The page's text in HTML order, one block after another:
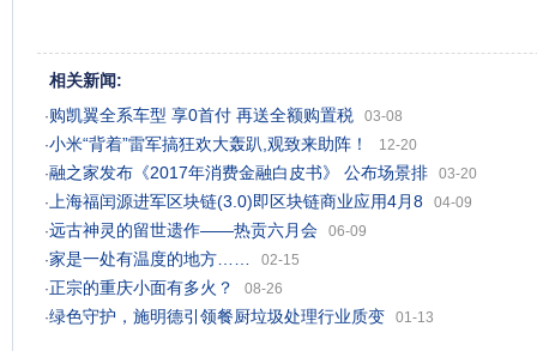
相关新闻:
·购凯翼全系车型 享0首付 再送全额购置税
03-08
·小米“背着”雷军搞狂欢大轰趴,观致来助阵！
12-20
·融之家发布《2017年消费金融白皮书》 公布场景排
03-20
· 上海福闰源进军区块链(3.0)即区块链商业应用4月8
04-09
·远古神灵的留世遗作——热贡六月会
06-09
·家是一处有温度的地方……
02-15
·正宗的重庆小面有多火？
08-26
·绿色守护，施明德引领餐厨垃圾处理行业质变 01-13